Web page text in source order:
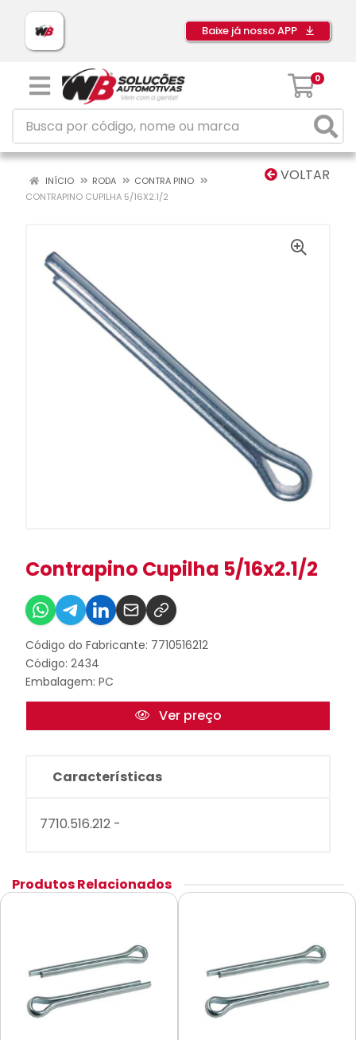
Baixe já nosso APP
0
VOLTAR
INÍCIO RODA
CONTRA PINO
CONTRAPINO CUPILHA 5/16X2.1/2
Contrapino Cupilha 5/16x2.1/2
Código do Fabricante: 7710516212
Código: 2434
Embalagem: PC
Ver preço
Características
7710.516.212 -
Produtos Relacionados